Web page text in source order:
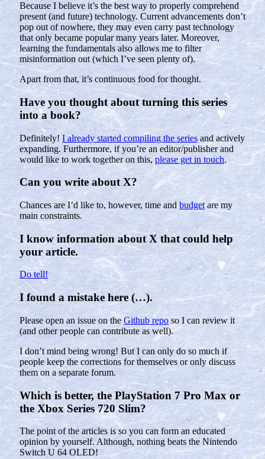
Because I believe it’s the best way to properly comprehend
present (and future) technology. Current advancements don’t
pop out of nowhere, they may even carry past technology
that only became popular many years later. Moreover,
learning the fundamentals also allows me to filter
misinformation out (which I’ve seen plenty of).
Apart from that, it’s continuous food for thought.
Have you thought about turning this series
into a book?
Definitely! I already started compiling the series and actively
expanding. Furthermore, if you’re an editor/publisher and
would like to work together on this, please get in touch.
Can you write about X?
Chances are I’d like to, however, time andbudget are my
main constraints.
I know information about X that could help
your article.
Do tell!
I found a mistake here (…).
Please open an issue on the Github repo so I can review it
(and other people can contribute as well).
I don’t mind being wrong! But I can only do so much if
people keep the corrections for themselves or only discuss
them on a separate forum.
Which is better, the PlayStation 7 Pro Max or
the Xbox Series 720 Slim?
The point of the articles is so you can form an educated
opinion by yourself. Although, nothing beats the Nintendo
Switch U 64 OLED!